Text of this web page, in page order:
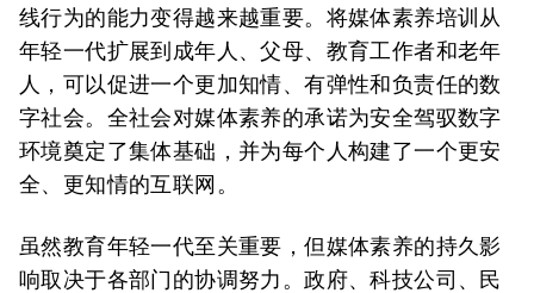
线行为的能力变得越来越重要。将媒体素养培训从
年轻一代扩展到成年人、父母、教育工作者和老年
人，可以促进一个更加知情、有弹性和负责任的数
字社会。全社会对媒体素养的承诺为安全驾驭数字
环境奠定了集体基础，并为每个人构建了一个更安
全、更知情的互联网。
虽然教育年轻一代至关重要，但媒体素养的持久影
响取决于各部门的协调努力。政府、科技公司、民